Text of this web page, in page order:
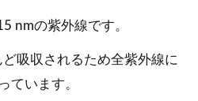
nmの紫外線です。
吸収されるため全紫外線に
ています。